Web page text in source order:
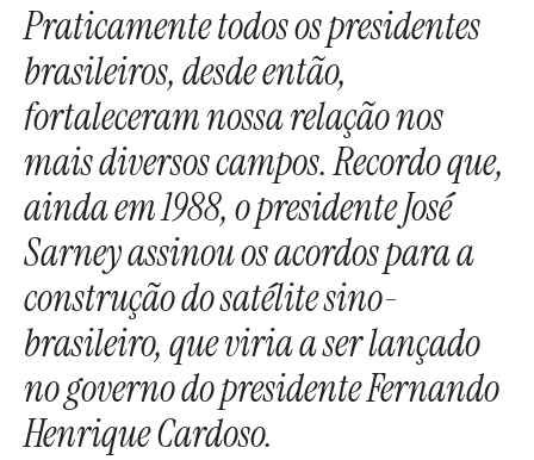
Praticamente todos os presidentes
brasileiros, desde então,
fortaleceram nossa relação nos
mais diversos campos. Recordo que,
ainda em 1988, o presidente José
Sarney assinou os acordos para a
construção do satélite sino-
brasileiro, que viria a ser lançado
no governo do presidente Fernando
Henrique Cardoso.